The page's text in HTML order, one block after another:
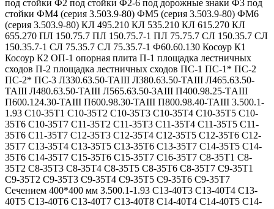
под стойки Ф2 под стойки Ф2-6 под дорожные знаки Ф3 под
стойки ФМ4 (серия 3.503.9-80) ФМ5 (серия 3.503.9-80) ФМ6
(серия 3.503.9-80) КЛ 495.210 КЛ 535.210 КЛ 615.270 КЛ
655.270 ПЛ 150.75.7 ПЛ 150.75.7-1 ПЛ 75.75.7 СЛ 150.35.7 СЛ
150.35.7-1 СЛ 75.35.7 СЛ 75.35.7-1 Ф60.60.130 Косоур К1
Косоур К2 ОП-1 опорная плита П-1 площадка лестничных
сходов П-2 площадка лестничных сходов ПС-1 ПС-1* ПС-2
ПС-2* ПС-3 Л330.63.50-ТАIII Л380.63.50-ТАIII Л465.63.50-
ТАIII Л480.63.50-ТАIII Л565.63.50-3АIII П400.98.25-TАIII
П600.124.30-ТАIII П600.98.30-ТАIII П800.98.40-ТАIII 3.500.1-
1.93 С10-35Т1 С10-35Т2 С10-35Т3 С10-35Т4 С10-35Т5 С10-
35Т6 С10-35Т7 С11-35Т2 С11-35Т3 С11-35Т4 С11-35Т5 С11-
35Т6 С11-35Т7 С12-35Т3 С12-35Т4 С12-35Т5 С12-35Т6 С12-
35Т7 С13-35Т4 С13-35Т5 С13-35Т6 С13-35Т7 С14-35Т5 С14-
35Т6 С14-35Т7 С15-35Т6 С15-35Т7 С16-35Т7 С8-35Т1 С8-
35Т2 С8-35Т3 С8-35Т4 С8-35Т5 С8-35Т6 С8-35Т7 С9-35Т1
С9-35Т2 С9-35Т3 С9-35Т4 С9-35Т5 С9-35Т6 С9-35Т7
Сечением 400*400 мм 3.500.1-1.93 С13-40Т3 С13-40Т4 С13-
40Т5 С13-40Т6 С13-40Т7 С13-40Т8 С14-40Т4 С14-40Т5 С14-